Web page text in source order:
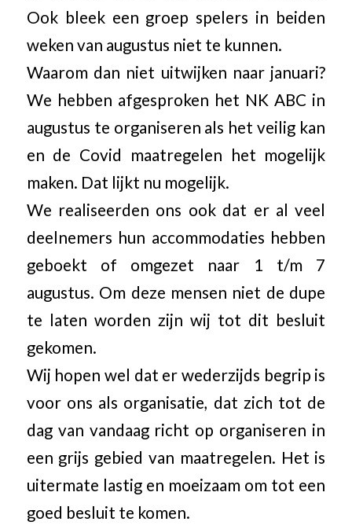
Ook bleek een groep spelers in beiden
weken van augustus niet te kunnen.
Waarom dan niet uitwijken naar januari?
We hebben afgesproken het NK ABC in
augustus te organiseren als het veilig kan
en de Covid maatregelen het mogelijk
maken. Dat lijkt nu mogelijk.
We realiseerden ons ook dat er al veel
deelnemers hun accommodaties hebben
geboekt of omgezet naar 1 t/m 7
augustus. Om deze mensen niet de dupe
te laten worden zijn wij tot dit besluit
gekomen.
Wij hopen wel dat er wederzijds begrip is
voor ons als organisatie, dat zich tot de
dag van vandaag richt op organiseren in
een grijs gebied van maatregelen. Het is
uitermate lastig en moeizaam om tot een
goed besluit te komen.